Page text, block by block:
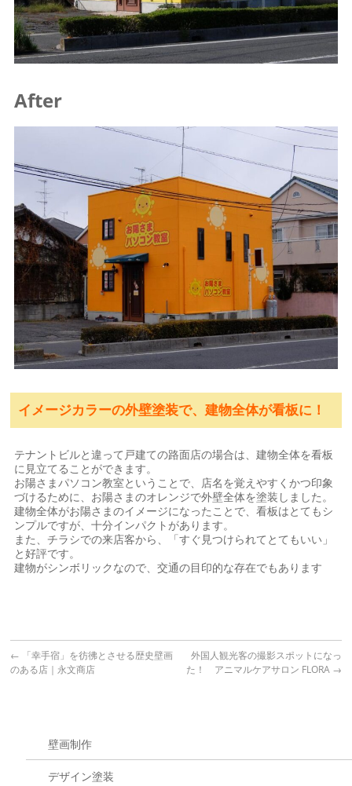
After
イメージカラーの外壁塗装で、建物全体が看板に！
テナントビルと違って戸建ての路面店の場合は、建物全体を看板
に見立てることができます。
お陽さまパソコン教室ということで、店名を覚えやすくかつ印象
づけるために、お陽さまのオレンジで外壁全体を塗装しました。
建物全体がお陽さまのイメージになったことで、看板はとてもシ
ンプルですが、十分インパクトがあります。
また、チラシでの来店客から、「すぐ見つけられてとてもいい」
と好評です。
建物がシンボリックなので、交通の目印的な存在でもあります
← 「幸手宿」を彷彿とさせる歴史壁画
のある店｜永文商店
外国人観光客の撮影スポットになっ
た！ アニマルケアサロン FLORA →
壁画制作
デザイン塗装